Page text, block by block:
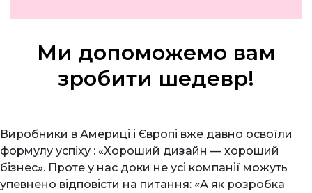
Ми допоможемо вам
зробити шедевр!
Виробники в Америці і Європі вже давно освоїли
формулу успіху : «Хороший дизайн — хороший
бізнес». Проте у нас доки не усі компанії можуть
упевнено відповісти на питання: «А як розробка